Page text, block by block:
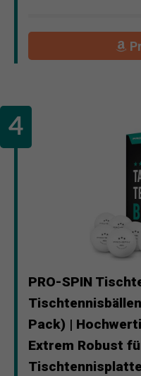
PRO-SPIN
Pack) |
Extrem Robust